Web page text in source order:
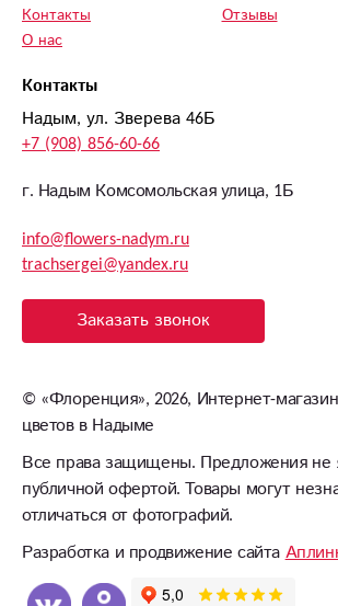
Контакты
Надым, ул. Зверева 46Б
+7 (908) 856-60-66
г. Надым Комсомольская улица, 1Б
info@flowers-nadym.ru
trachsergei@yandex.ru
Заказать звонок
Контакты
О нас
Отзывы
© «Флоренция», 2026, Интернет-
цветов в Надыме
Все права защищены. Предложения не
публичной офертой. Товары могут
отличаться от фотографий.
Разработка и продвижение сайта